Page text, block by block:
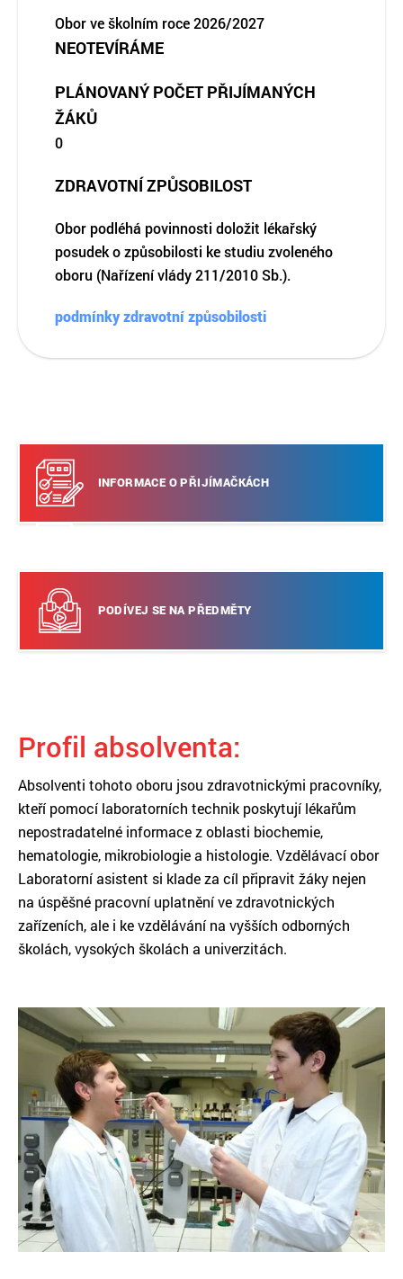
Obor ve školním roce 2026/2027
NEOTEVÍRÁME
PLÁNOVANÝ POČET PŘIJÍMANÝCH
ŽÁKŮ
0
ZDRAVOTNÍ ZPŮSOBILOST
Obor podléhá povinnosti doložit lékařský
posudek o způsobilosti ke studiu zvoleného
oboru (Nařízení vlády 211/2010 Sb.).
podmínky zdravotní způsobilosti
INFORMACE O PŘIJÍMAČKÁCH
PODÍVEJ SE NA PŘEDMĚTY
Profil absolventa:
Absolventi tohoto oboru jsou zdravotnickými pracovníky,
kteří pomocí laboratorních technik poskytují lékařům
nepostradatelné informace z oblasti biochemie,
hematologie, mikrobiologie a histologie. Vzdělávací obor
Laboratorní asistent si klade za cíl připravit žáky nejen
na úspěšné pracovní uplatnění ve zdravotnických
zařízeních, ale i ke vzdělávání na vyšších odborných
školách, vysokých školách a univerzitách.